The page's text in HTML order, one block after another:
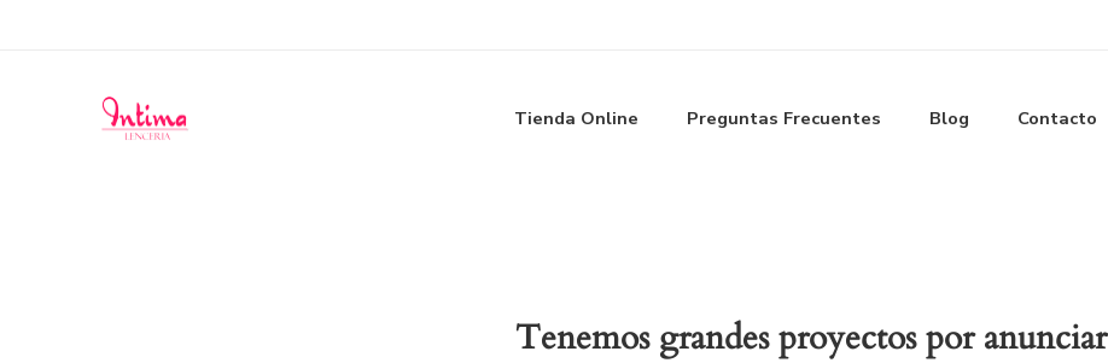
Tienda Online Preguntas Frecuentes Blog Contacto
Tenemos grandes proyectos por anunciar